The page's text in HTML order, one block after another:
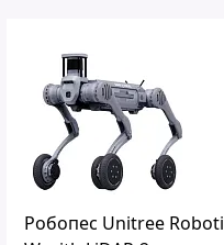
Робопес Unitree